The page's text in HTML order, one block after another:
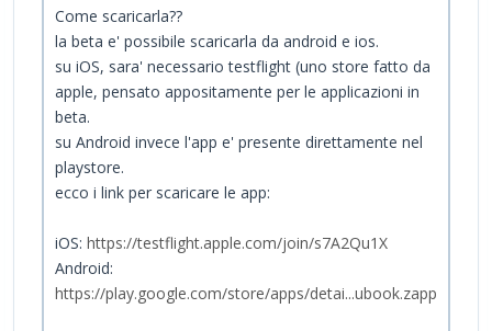
Come scaricarla??
la beta e' possibile scaricarla da android e ios.
su iOS, sara' necessario testflight (uno store fatto da
apple, pensato appositamente per le applicazioni in
beta.
su Android invece l'app e' presente direttamente nel
playstore.
ecco i link per scaricare le app:
iOS: https://testflight.apple.com/join/s7A2Qu1X
Android:
https://play.google.com/store/apps/detai...ubook.zapp